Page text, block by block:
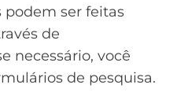
podem ser feitas
de
necessário, você
de pesquisa.